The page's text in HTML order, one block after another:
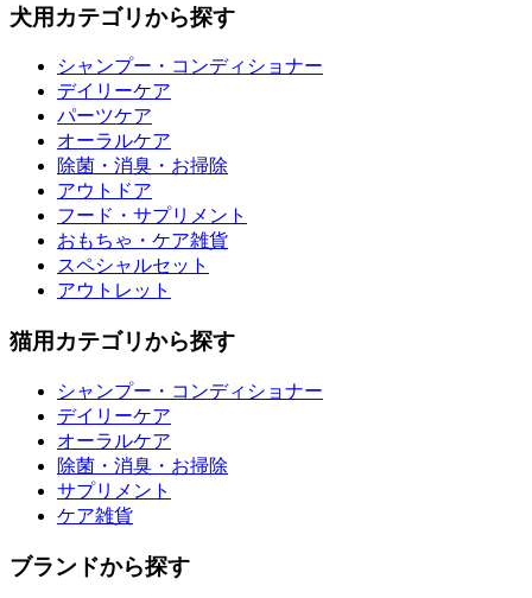
犬用カテゴリから探す
シャンプー・コンディショナー
デイリーケア
パーツケア
オーラルケア
除菌・消臭・お掃除
アウトドア
フード・サプリメント
おもちゃ・ケア雑貨
スペシャルセット
アウトレット
猫用カテゴリから探す
シャンプー・コンディショナー
デイリーケア
オーラルケア
除菌・消臭・お掃除
サプリメント
ケア雑貨
ブランドから探す